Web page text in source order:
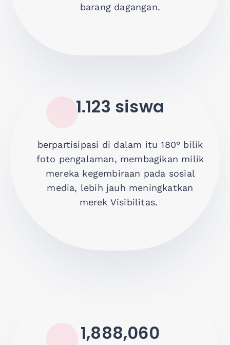
barang dagangan.
1.123 siswa
berpartisipasi di dalam itu 180° bilik
foto pengalaman, membagikan milik
mereka kegembiraan pada sosial
media, lebih jauh meningkatkan
merek Visibilitas.
1,888,060